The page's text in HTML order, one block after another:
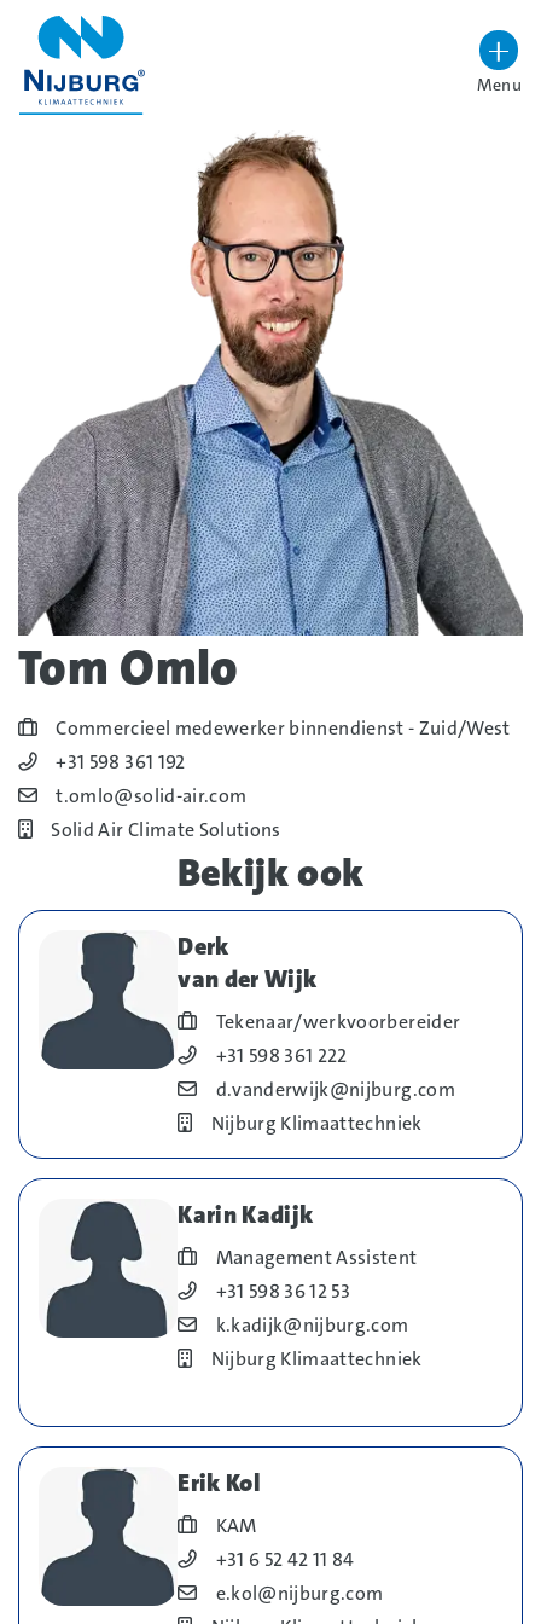
overslaan
Hoog contrast wisselenMenu
Tom Omlo
Blog_field_Functie
Commercieel medewerker binnendienst - Zuid/West
Blog_field_Telefoonnummer
+31 598 361 192
Blog_field_E-mail
t.omlo@solid-air.com
BedrijfSolid Air Climate Solutions
Bekijk ook
Derk
van der Wijk
Blog_field_Functie
Tekenaar/werkvoorbereider
Blog_field_Telefoonnummer
+31 598 361 222
Blog_field_E-mail
d.vanderwijk@nijburg.com
BedrijfNijburg Klimaattechniek
Karin Kadijk
Blog_field_Functie
Management Assistent
Blog_field_Telefoonnummer
+31 598 36 12 53
Blog_field_E-mail
k.kadijk@nijburg.com
BedrijfNijburg Klimaattechniek
Erik Kol
Blog_field_Functie
KAM
Blog_field_Telefoonnummer
+31 6 52 42 11 84
Blog_field_E-mail
e.kol@nijburg.com